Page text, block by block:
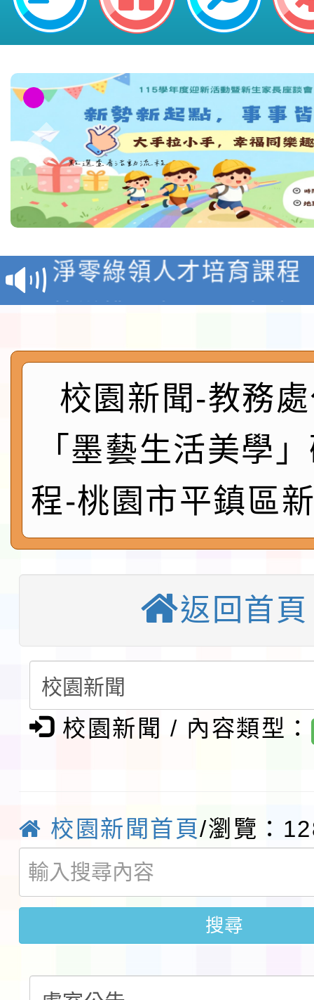
教育部校安中心白海豚
報
淨零綠領人才培育課程
檢送桃園市115學年度
實施要點各1份
115年食農教育專業人
程
函轉國家通訊傳播委員
鎮韌性（防空）演習－
速演練執行計畫」
「115年金融知識線上
法」
本校115學年度第1學
第3次招考代課鐘點教
告(不再辦理後續甄選)
檢送「桃園市115學年
賽實施要點」1份
本市「115學年度學生
程安排一案
「桃園市補助參觀特色
請一案
教育部校安中心白海豚
報
淨零綠領人才培育課程
檢送桃園市115學年度
鎮韌性（防空）演習－
速演練執行計畫」
「115年金融知識線上
法」
本校115學年度第1學
第3次招考代課鐘點教
告(不再辦理後續甄選)
檢送「桃園市115學年
賽實施要點」1份
本市「115學年度學生
校園新聞-教務
「墨藝生活美學
程-桃園市平鎮區
返回首頁
校園新聞 / 內容類型：
校園新聞首頁/瀏覽：
搜尋